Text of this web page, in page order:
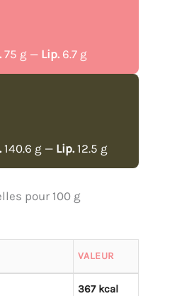
75 g — Lip. 6.7 g
140.6 g — Lip. 12.5 g
pour 100 g
VALEUR
367 kcal